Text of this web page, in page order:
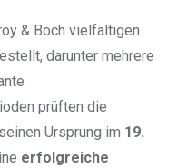
& Boch vielfältigen
darunter mehrere
prüften die
Ursprung im 19.
erfolgreiche